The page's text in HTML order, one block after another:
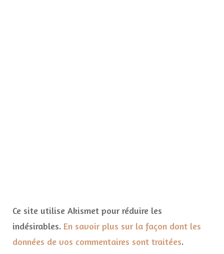
Ce site utilise Akismet pour réduire les
indésirables. En savoir plus sur la façon dont les
données de vos commentaires sont traitées.